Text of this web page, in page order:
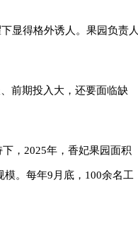
显得格外诱人。果园负责人
前期投入大，还要面临缺
，2025年，香妃果园面积
。每年9月底，100余名工